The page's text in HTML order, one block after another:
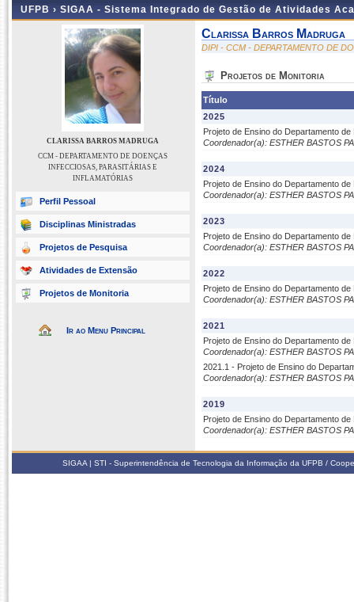
UFPB › SIGAA - Sistema Integrado de Gestão de Atividades
CLARISSA BARROS MADRUGA
CCM - DEPARTAMENTO DE DOENÇAS
INFECCIOSAS, PARASITÁRIAS E
INFLAMATÓRIAS
Perfil Pessoal
Disciplinas Ministradas
Projetos de Pesquisa
Atividades de Extensão
Projetos de Monitoria
Ir ao Menu Principal
Clarissa Barros Madruga
DIPI - CCM - DEPARTAMENTO DE
Projetos de Monitoria
Título
2025
Projeto de Ensino do Departamento
Coordenador(a): ESTHER BASTOS
2024
Projeto de Ensino do Departamento
Coordenador(a): ESTHER BASTOS
2023
Projeto de Ensino do Departamento
Coordenador(a): ESTHER BASTOS
2022
Projeto de Ensino do Departamento
Coordenador(a): ESTHER BASTOS
2021
Projeto de Ensino do Departamento
Coordenador(a): ESTHER BASTOS
2021.1 - Projeto de Ensino do
Coordenador(a): ESTHER BASTOS
2019
Projeto de Ensino do Departamento
Coordenador(a): ESTHER BASTOS
SIGAA | STI - Superintendência de Tecnologia da Informação da UFPB /